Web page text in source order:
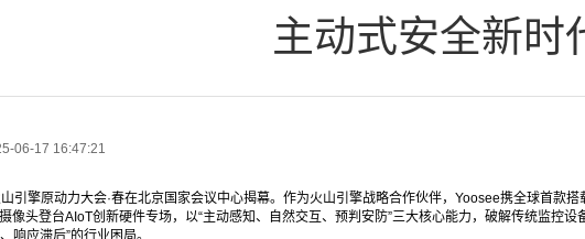
主动式安全新时
06-17 16:47:21
引擎原动力大会·春在北京国家会议中心揭幕。作为火山引擎战略合作伙伴，Yoosee携全球首款搭
像头登台AIoT创新硬件专场，以“主动感知、自然交互、预判安防”三大核心能力，破解传统监控设
响应滞后”的行业困局。